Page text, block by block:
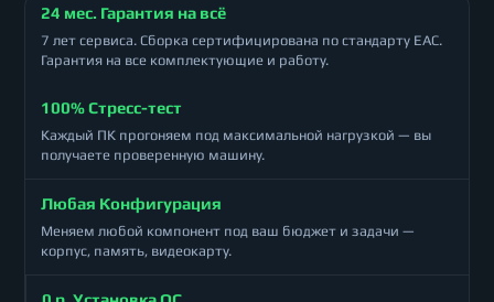
24 мес. Гарантия на всё
7 лет сервиса. Сборка сертифицирована по стандарту ЕАС.
Гарантия на все комплектующие и работу.
100% Стресс-тест
Каждый ПК прогоняем под максимальной нагрузкой — вы
получаете проверенную машину.
Любая Конфигурация
Меняем любой компонент под ваш бюджет и задачи —
корпус, память, видеокарту.